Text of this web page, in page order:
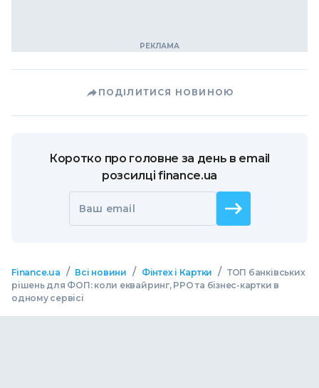
ПОДІЛИТИСЯ НОВИНОЮ
Коротко про головне за день в email
розсилці finance.ua
Ваш email
Finance.ua / Всі новини / Фінтех і Картки / ТОП банківських
рішень для ФОП: коли еквайринг, РРО та бізнес-картки в
одному сервісі